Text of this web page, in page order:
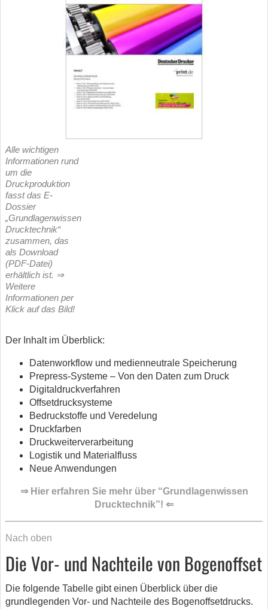
Alle wichtigen
Informationen rund
um die
Druckproduktion
fasst das E-
Dossier
„Grundlagenwissen
Drucktechnik“
zusammen, das
als Download
(PDF-Datei)
erhältlich ist. ⇒
Weitere
Informationen per
Klick auf das Bild!
Der Inhalt im Überblick:
Datenworkflow und medienneutrale Speicherung
Prepress-Systeme – Von den Daten zum Druck
Digitaldruckverfahren
Offsetdrucksysteme
Bedruckstoffe und Veredelung
Druckfarben
Druckweiterverarbeitung
Logistik und Materialfluss
Neue Anwendungen
⇒ Hier erfahren Sie mehr über “Grundlagenwissen
Drucktechnik”! ⇐
Nach oben
Die Vor- und Nachteile von Bogenoffset
Die folgende Tabelle gibt einen Überblick über die
grundlegenden Vor- und Nachteile des Bogenoffsetdrucks.